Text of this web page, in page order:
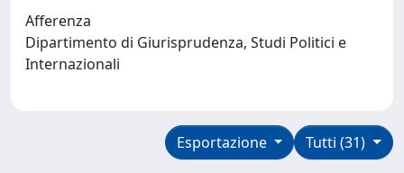
Afferenza
Dipartimento di Giurisprudenza, Studi Politici e
Internazionali
Tutti (31)
Esportazione